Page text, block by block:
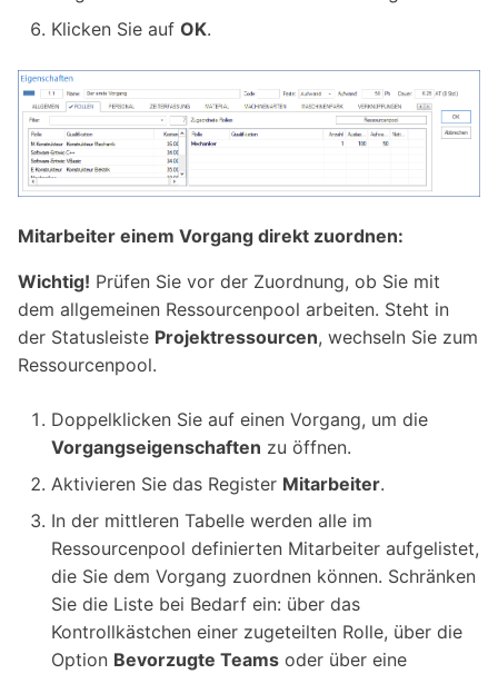
Klicken Sie auf OK.
Mitarbeiter einem Vorgang direkt zuordnen:
Wichtig! Prüfen Sie vor der Zuordnung, ob Sie mit
dem allgemeinen Ressourcenpool arbeiten. Steht in
der Statusleiste Projektressourcen, wechseln Sie zum
Ressourcenpool.
Doppelklicken Sie auf einen Vorgang, um die
Vorgangseigenschaften zu öffnen.
Aktivieren Sie das Register Mitarbeiter.
In der mittleren Tabelle werden alle im
Ressourcenpool definierten Mitarbeiter aufgelistet,
die Sie dem Vorgang zuordnen können. Schränken
Sie die Liste bei Bedarf ein: über das
Kontrollkästchen einer zugeteilten Rolle, über die
Option Bevorzugte Teams oder über eine